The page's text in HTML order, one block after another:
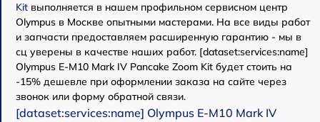
Kit выполняется в нашем профильном сервисном центр
Olympus в Москве опытными мастерами. На все виды работ
и запчасти предоставляем расширенную гарантию - мы в
сц уверены в качестве наших работ. [dataset:services:name]
Olympus E-M10 Mark IV Pancake Zoom Kit будет стоить на
-15% дешевле при оформлении заказа на сайте через
звонок или форму обратной связи.
[dataset:services:name] Olympus E-M10 Mark IV